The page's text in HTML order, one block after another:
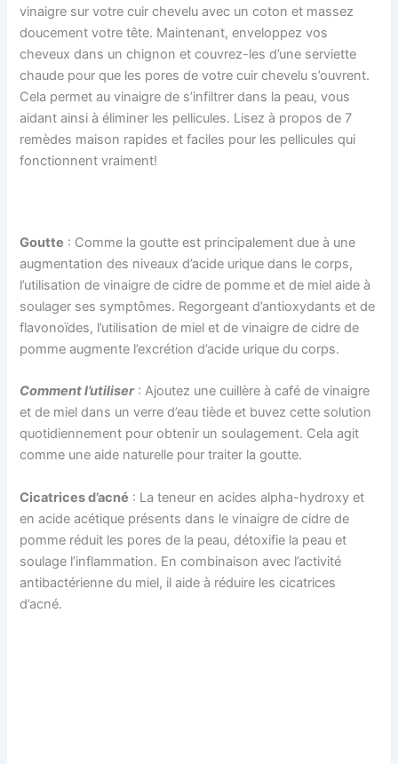
vinaigre sur votre cuir chevelu avec un coton et massez
doucement votre tête. Maintenant, enveloppez vos
cheveux dans un chignon et couvrez-les d’une serviette
chaude pour que les pores de votre cuir chevelu s’ouvrent.
Cela permet au vinaigre de s’infiltrer dans la peau, vous
aidant ainsi à éliminer les pellicules. Lisez à propos de 7
remèdes maison rapides et faciles pour les pellicules qui
fonctionnent vraiment!
Goutte : Comme la goutte est principalement due à une
augmentation des niveaux d’acide urique dans le corps,
l’utilisation de vinaigre de cidre de pomme et de miel aide à
soulager ses symptômes. Regorgeant d’antioxydants et de
flavonoïdes, l’utilisation de miel et de vinaigre de cidre de
pomme augmente l’excrétion d’acide urique du corps.
Comment l’utiliser: Ajoutez une cuillère à café de vinaigre
et de miel dans un verre d’eau tiède et buvez cette solution
quotidiennement pour obtenir un soulagement. Cela agit
comme une aide naturelle pour traiter la goutte.
Cicatrices d’acné : La teneur en acides alpha-hydroxy et
en acide acétique présents dans le vinaigre de cidre de
pomme réduit les pores de la peau, détoxifie la peau et
soulage l’inflammation. En combinaison avec l’activité
antibactérienne du miel, il aide à réduire les cicatrices
d’acné.